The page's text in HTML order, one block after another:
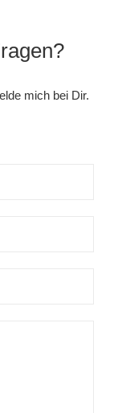
mich bei Dir.